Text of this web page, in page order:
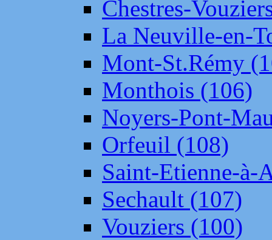
Chestres-
La Neuville-en-
Mont-St.Rémy
Monthois (106)
Noyers-Pont-
Orfeuil (108)
Saint-Etienne-à-
Sechault (107)
Vouziers (100)